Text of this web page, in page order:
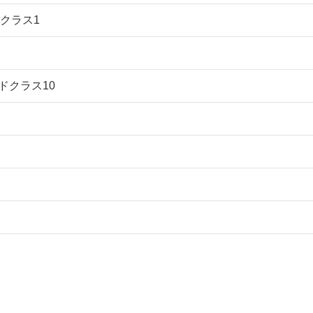
ラス1
クラス10